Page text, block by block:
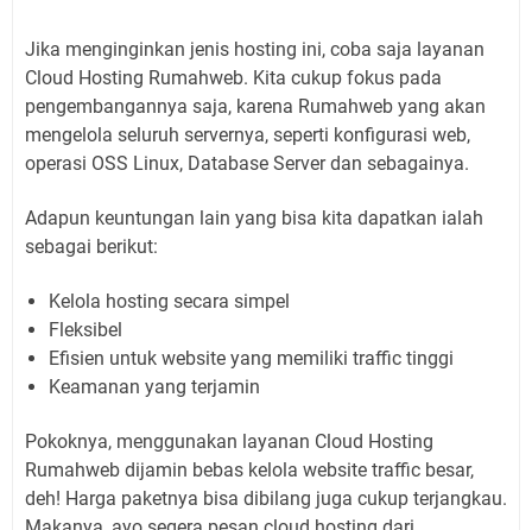
Jika menginginkan jenis hosting ini, coba saja layanan
Cloud Hosting Rumahweb. Kita cukup fokus pada
pengembangannya saja, karena Rumahweb yang akan
mengelola seluruh servernya, seperti konfigurasi web,
operasi OSS Linux, Database Server dan sebagainya.
Adapun keuntungan lain yang bisa kita dapatkan ialah
sebagai berikut:
Kelola hosting secara simpel
Fleksibel
Efisien untuk website yang memiliki traffic tinggi
Keamanan yang terjamin
Pokoknya, menggunakan layanan Cloud Hosting
Rumahweb dijamin bebas kelola website traffic besar,
deh! Harga paketnya bisa dibilang juga cukup terjangkau.